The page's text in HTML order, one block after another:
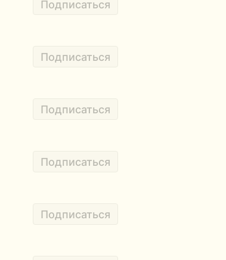
Подписаться
Подписаться
Подписаться
Подписаться
Подписаться